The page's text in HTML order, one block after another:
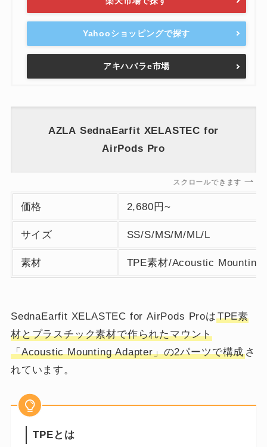
Yahooショッピングで探す
アキハバラe市場
AZLA SednaEarfit XELASTEC for
AirPods Pro
スクロールできます
価格 2,680円~
サイズ SS/S/MS/M/ML/L
素材 TPE素材/Acoustic Mounting
SednaEarfit XELASTEC for AirPods ProはTPE素
材とプラスチック素材で作られたマウント
「Acoustic Mounting Adapter」の2パーツで構成 さ
れています。
TPEとは